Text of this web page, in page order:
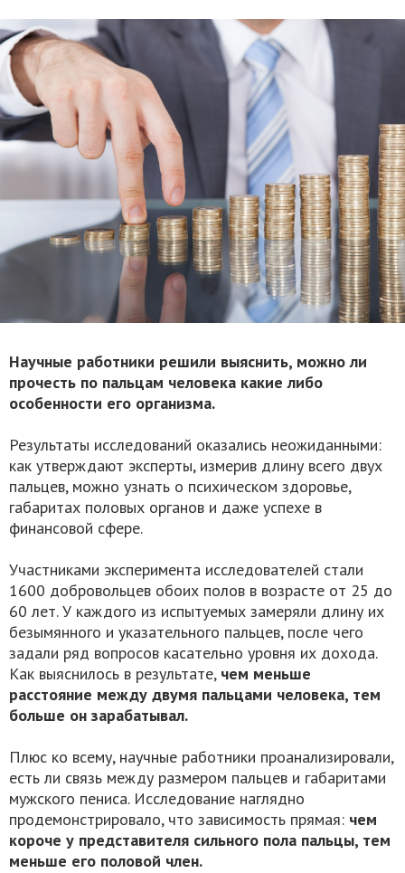
Научные работники решили выяснить, можно ли
прочесть по пальцам человека какие либо
особенности его организма.
Результаты исследований оказались неожиданными:
как утверждают эксперты, измерив длину всего двух
пальцев, можно узнать о психическом здоровье,
габаритах половых органов и даже успехе в
финансовой сфере.
Участниками эксперимента исследователей стали
1600 добровольцев обоих полов в возрасте от 25 до
60 лет. У каждого из испытуемых замеряли длину их
безымянного и указательного пальцев, после чего
задали ряд вопросов касательно уровня их дохода.
Как выяснилось в результате, чем меньше
расстояние между двумя пальцами человека, тем
больше он зарабатывал.
Плюс ко всему, научные работники проанализировали,
есть ли связь между размером пальцев и габаритами
мужского пениса. Исследование наглядно
продемонстрировало, что зависимость прямая: чем
короче у представителя сильного пола пальцы, тем
меньше его половой член.